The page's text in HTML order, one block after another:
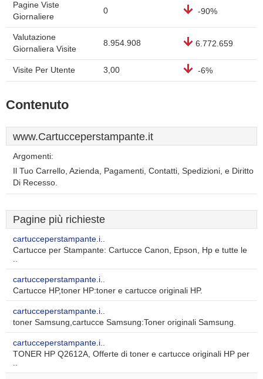
Pagine Viste
Giornaliere
0 -90%
Valutazione
Giornaliera Visite
8.954.908 6.772.659
Visite Per Utente 3,00 -6%
Contenuto
www.Cartucceperstampante.it
Argomenti:
Il Tuo Carrello, Azienda, Pagamenti, Contatti, Spedizioni, e Diritto
Di Recesso.
Pagine più richieste
cartucceperstampante.i..
Cartucce per Stampante: Cartucce Canon, Epson, Hp e tutte le
..
cartucceperstampante.i..
Cartucce HP,toner HP:toner e cartucce originali HP.
cartucceperstampante.i..
toner Samsung,cartucce Samsung:Toner originali Samsung.
cartucceperstampante.i..
TONER HP Q2612A, Offerte di toner e cartucce originali HP per
..